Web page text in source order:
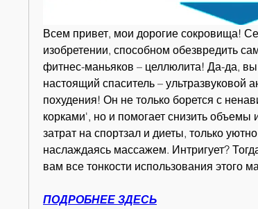
Всем привет, мои дорогие сокровища!
изобретении, способном обезвредить
фитнес-маньяков – целлюлита! Да-да,
настоящий спаситель –
похудения! Он не только борется с
корками', но и помогает снизить объемы
затрат на спортзал и диеты, только
наслаждаясь массажем. Интригует?
вам все тонкости использования этого
ПОДРОБНЕЕ ЗДЕСЬ